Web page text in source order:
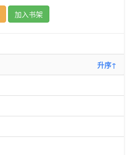
加入书架
升序↑